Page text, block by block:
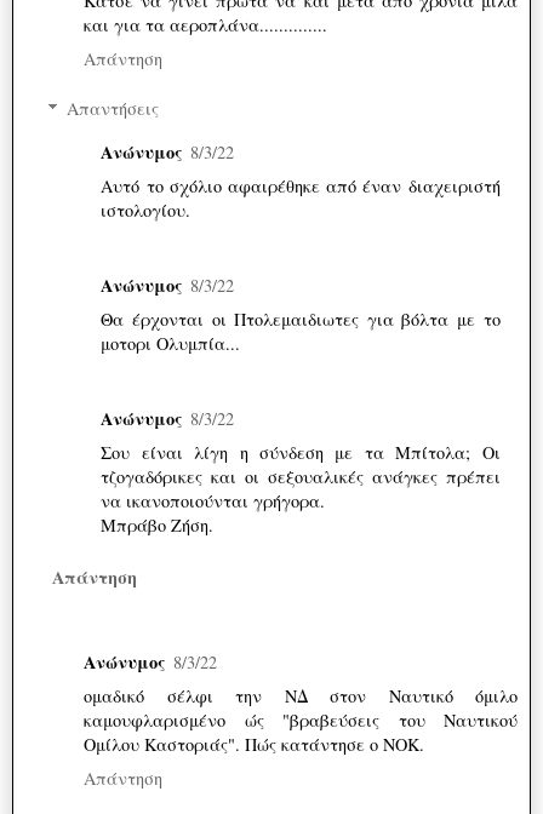
και για τα αεροπλάνα..............
Απάντηση
Απαντήσεις
Ανώνυμος 8/3/22
Αυτό το σχόλιο αφαιρέθηκε από έναν διαχειριστή
ιστολογίου.
Ανώνυμος 8/3/22
Θα έρχονται οι Πτολεμαιδιωτες για βόλτα με το
μοτορι Ολυμπία...
Ανώνυμος 8/3/22
Σου είναι λίγη η σύνδεση με τα Μπίτολα; Οι
τζογαδόρικες και οι σεξουαλικές ανάγκες πρέπει
να ικανοποιούνται γρήγορα.
Μπράβο Ζήση.
Απάντηση
Ανώνυμος 8/3/22
ομαδικό σέλφι την ΝΔ στον Ναυτικό όμιλο
καμουφλαρισμένο ώς "βραβεύσεις του Ναυτικού
Ομίλου Καστοριάς". Πώς κατάντησε ο ΝΟΚ.
Απάντηση